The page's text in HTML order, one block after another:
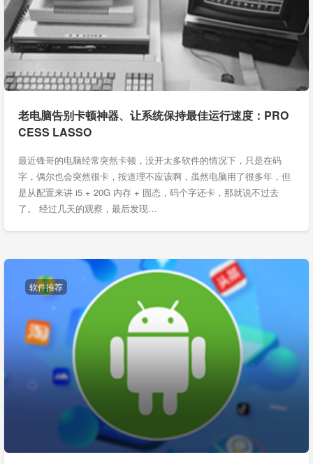
老电脑告别卡顿神器、让系统保持最佳运行速度：PRO
CESS LASSO
最近锋哥的电脑经常突然卡顿，没开太多软件的情况下，只是在码
字，偶尔也会突然很卡，按道理不应该啊，虽然电脑用了很多年，但
是从配置来讲 i5 + 20G 内存 + 固态，码个字还卡，那就说不过去
了。 经过几天的观察，最后发现…
软件推荐